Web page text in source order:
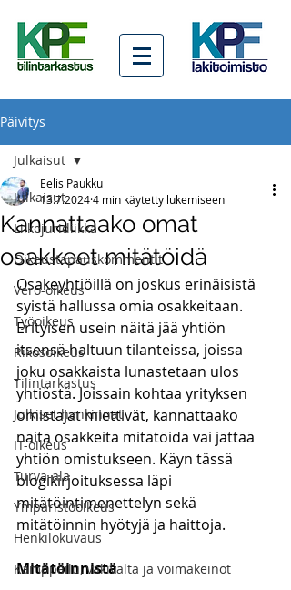
Päivitys
Julkaisut
Liikejuridiikka
Oikeustapauskommentit
Vero-oikeus
Työoikeus
Rikosoikeus
Tilintarkastus
Julkiset hankinnat
IT-oikeus
Turva-ala
Ympäristöoikeus
Henkilökuvaus
Kamppailu, väkivalta ja voimakeinot
Julkaisut
Kannattaako omat
osakkeet mitätöidä
Eelis Paukku
13.7.20244 min käytetty lukemiseen
Osakeyhtiöillä on joskus erinäisistä
syistä hallussa omia osakkeitaan.
Erityisen usein näitä jää yhtiön
itsensä haltuun tilanteissa, joissa
joku osakkaista lunastetaan ulos
yhtiöstä. Joissain kohtaa yrityksen
omistajat miettivät, kannattaako
näitä osakkeita mitätöidä vai jättää
yhtiön omistukseen. Käyn tässä
blogikirjoituksessa läpi
mitätöintimenettelyn sekä
mitätöinnin hyötyjä ja haittoja.
Mitätöinnistä